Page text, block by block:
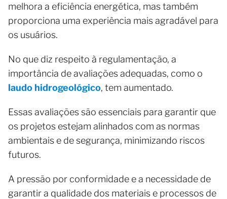
melhora a eficiência energética, mas também
proporciona uma experiência mais agradável para
os usuários.
No que diz respeito à regulamentação, a
importância de avaliações adequadas, como o
laudo hidrogeológico, tem aumentado.
Essas avaliações são essenciais para garantir que
os projetos estejam alinhados com as normas
ambientais e de segurança, minimizando riscos
futuros.
A pressão por conformidade e a necessidade de
garantir a qualidade dos materiais e processos de